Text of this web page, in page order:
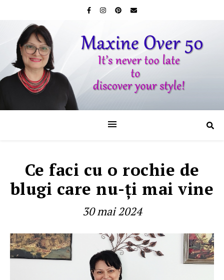
Ce faci cu o rochie de
blugi care nu-ţi mai vine
30 mai 2024